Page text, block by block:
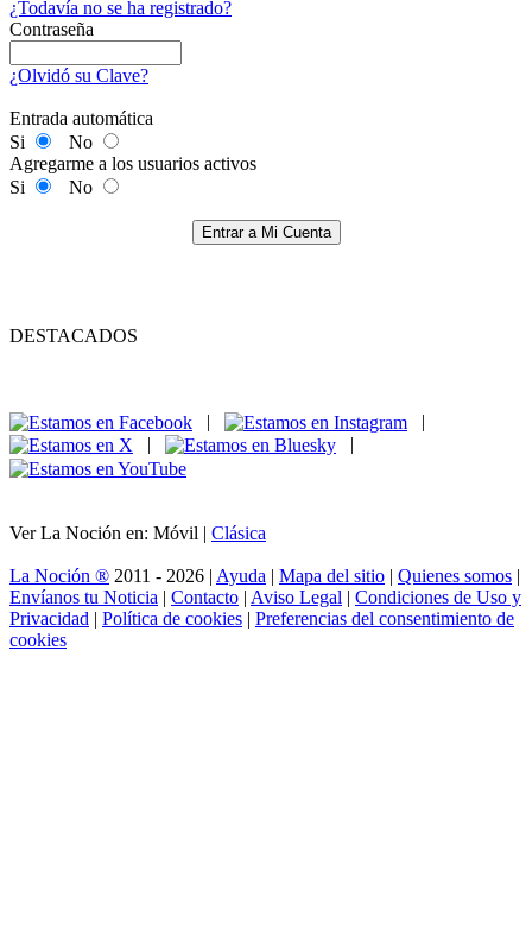
¿Todavía no se ha registrado?
Contraseña
¿Olvidó su Clave?
Entrada automática
Si
No
Agregarme a los usuarios activos
Si
No
Entrar a Mi Cuenta
DESTACADOS
|
|
|
|
Ver La Noción en: Móvil | Clásica
La Noción ® 2011 - 2026 | Ayuda | Mapa del sitio | Quienes somos |
Envíanos tu Noticia | Contacto | Aviso Legal | Condiciones de Uso y
Privacidad | Política de cookies | Preferencias del consentimiento de
cookies